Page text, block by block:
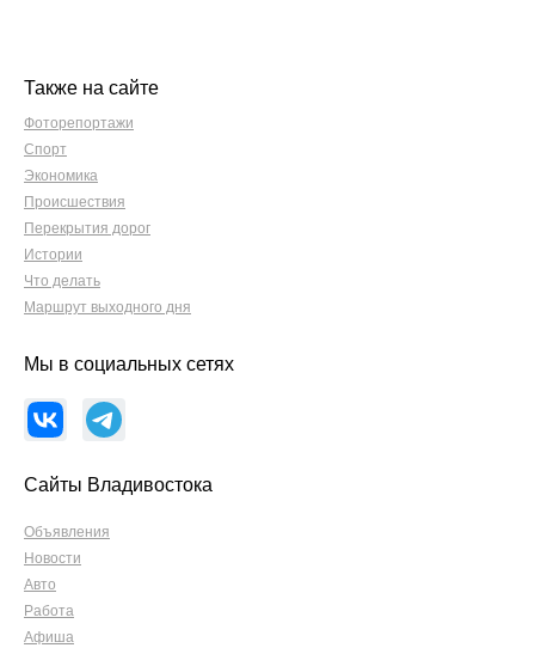
Также на сайте
Фоторепортажи
Спорт
Экономика
Происшествия
Перекрытия дорог
Истории
Что делать
Маршрут выходного дня
Мы в социальных сетях
Сайты Владивостока
Объявления
Новости
Авто
Работа
Афиша